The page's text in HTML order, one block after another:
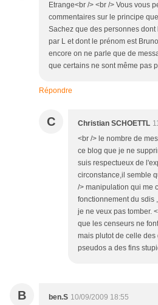
Etrange<br /> <br /> Vous vous
commentaires sur le principe
Sachez que des personnes
par L et dont le prénom est
encore on ne parle que de
que certains ne sont même pas
Répondre
C Christian SCHOETTL
<br /> le nombre de
ce blog que je ne
suis respectueux de
circonstance,il semble
/> manipulation qui me
fonctionnement du sdis
je ne veux pas tomber.
que les censeurs ne
mais plutot de celle
pseudos a des fins
B ben.S 10/09/2009 18:55